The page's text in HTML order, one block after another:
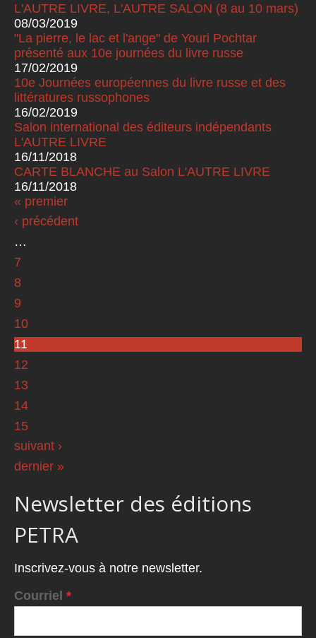
L'AUTRE LIVRE, L'AUTRE SALON (8 au 10 mars)
08/03/2019
"La pierre, le lac et l'ange" de Youri Pochtar
présenté aux 10e journées du livre russe
17/02/2019
10e Journées européennes du livre russe et des
littératures russophones
16/02/2019
Salon international des éditeurs indépendants
L'AUTRE LIVRE
16/11/2018
CARTE BLANCHE au Salon L'AUTRE LIVRE
16/11/2018
Pages
« premier
‹ précédent
…
7
8
9
10
11
12
13
14
15
suivant ›
dernier »
Newsletter des éditions
PETRA
Inscrivez-vous à notre newsletter.
Courriel *